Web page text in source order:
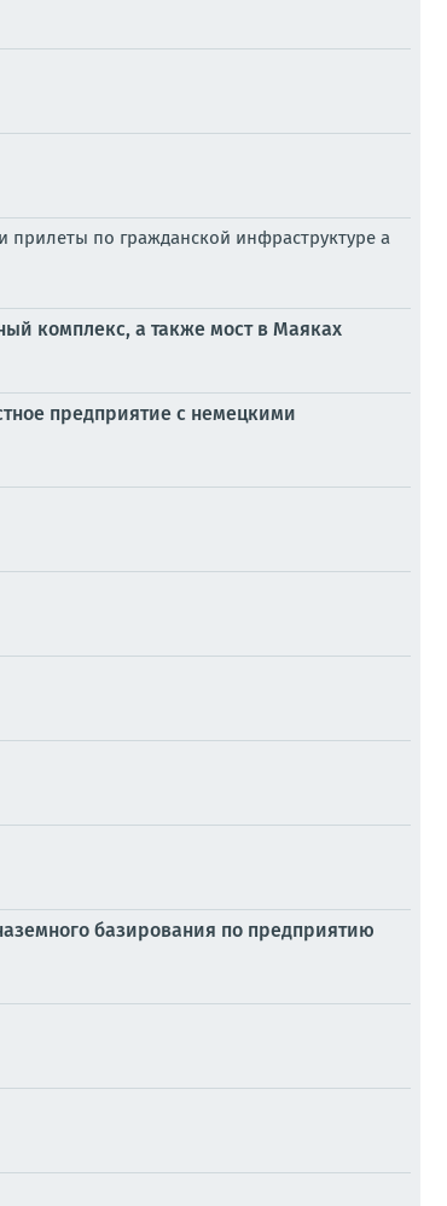
по гражданской инфраструктуре а
комплекс, а также мост в Маяках
предприятие с немецкими
базирования по предприятию